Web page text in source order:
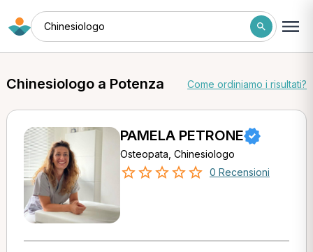
Chinesiologo
Chinesiologo a Potenza Come ordiniamo i risultati?
PAMELA PETRONE
Osteopata, Chinesiologo
0 Recensioni